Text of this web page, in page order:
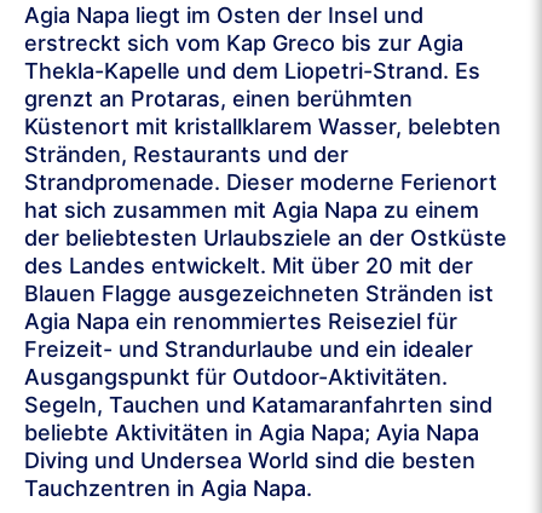
Agia Napa liegt im Osten der Insel und
erstreckt sich vom Kap Greco bis zur Agia
Thekla-Kapelle und dem Liopetri-Strand. Es
grenzt an Protaras, einen berühmten
Küstenort mit kristallklarem Wasser, belebten
Stränden, Restaurants und der
Strandpromenade. Dieser moderne Ferienort
hat sich zusammen mit Agia Napa zu einem
der beliebtesten Urlaubsziele an der Ostküste
des Landes entwickelt. Mit über 20 mit der
Blauen Flagge ausgezeichneten Stränden ist
Agia Napa ein renommiertes Reiseziel für
Freizeit- und Strandurlaube und ein idealer
Ausgangspunkt für Outdoor-Aktivitäten.
Segeln, Tauchen und Katamaranfahrten sind
beliebte Aktivitäten in Agia Napa; Ayia Napa
Diving und Undersea World sind die besten
Tauchzentren in Agia Napa.